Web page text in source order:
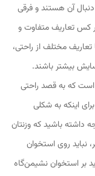
آن هستند و فرقی
کس تعاریف متفاوت و
تعاریف مختلف از راحتی،
بیشتر باشند.
که به قصد راحتی
اینکه به شکلی
داشته باشید که وزنتان
نباید روی استخوان
بر استخوان نشیمن‌گاه